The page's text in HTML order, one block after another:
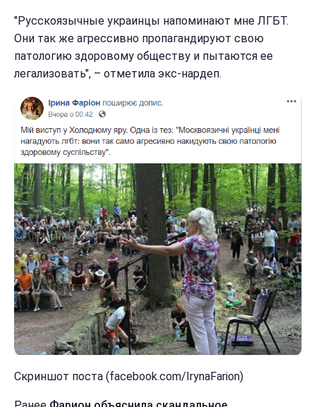
"Русскоязычные украинцы напоминают мне ЛГБТ.
Они так же агрессивно пропагандируют свою
патологию здоровому обществу и пытаются ее
легализовать", – отметила экс-нардеп.
Скриншот поста (facebook.com/IrynaFarion)